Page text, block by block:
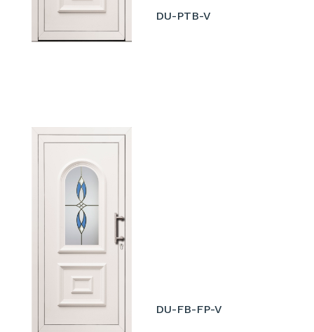
DU-PTB-V
DU-FB-FP-V